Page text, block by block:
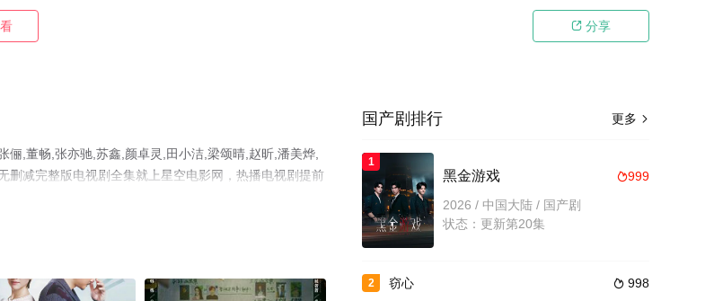
 分享
,董畅,张亦驰,苏鑫,颜卓灵,田小洁,梁颂晴,赵昕,潘美烨,
删减完整版电视剧全集就上星空电影网，热播电视剧提前
更多 
国产剧排行
1
999
黑金游戏
2026 / 中国大陆 / 国产剧
状态：更新第20集
2  998
窃心